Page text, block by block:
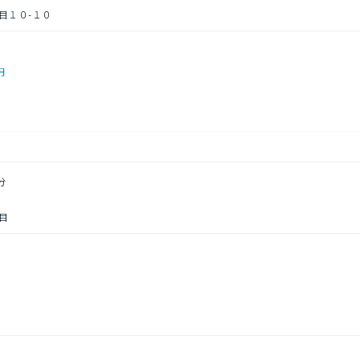
１０-１０